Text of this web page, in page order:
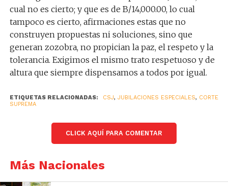
cual no es cierto; y que es de B/14,000.00, lo cual
tampoco es cierto, afirmaciones estas que no
construyen propuestas ni soluciones, sino que
generan zozobra, no propician la paz, el respeto y la
tolerancia. Exigimos el mismo trato respetuoso y de
altura que siempre dispensamos a todos por igual.
ETIQUETAS RELACIONADAS: CSJ, JUBILACIONES ESPECIALES, CORTE
SUPREMA
CLICK AQUÍ PARA COMENTAR
Más Nacionales